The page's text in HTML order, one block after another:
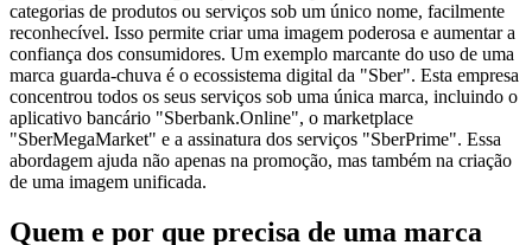
categorias de produtos ou serviços sob um único nome, facilmente
reconhecível. Isso permite criar uma imagem poderosa e aumentar a
confiança dos consumidores. Um exemplo marcante do uso de uma
marca guarda-chuva é o ecossistema digital da "Sber". Esta empresa
concentrou todos os seus serviços sob uma única marca, incluindo o
aplicativo bancário "Sberbank.Online", o marketplace
"SberMegaMarket" e a assinatura dos serviços "SberPrime". Essa
abordagem ajuda não apenas na promoção, mas também na criação
de uma imagem unificada.
Quem e por que precisa de uma marca